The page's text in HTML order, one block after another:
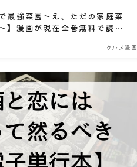
最強菜園～え、ただの家庭菜
】漫画が現在全巻無料で読め
ービスのサブスク比較情報グルメ漫画